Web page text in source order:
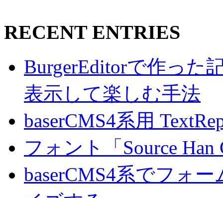
RECENT ENTRIES
BurgerEditorで作った
表示して楽しむ手法
baserCMS4系用
フォント「Source
baserCMS4系でフォ